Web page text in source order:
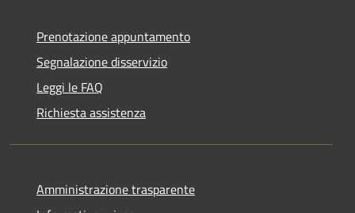
Prenotazione appuntamento
Segnalazione disservizio
Leggi le FAQ
Richiesta assistenza
Amministrazione trasparente